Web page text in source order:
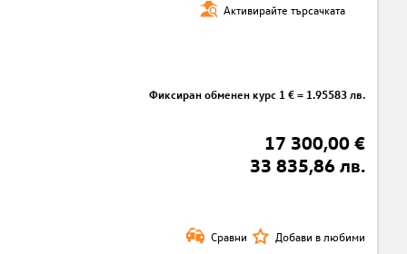
Активирайте търсачката
Фиксиран обменен курс 1 € = 1.95583 лв.
17 300,00 €
33 835,86 лв.
Сравни Добави в любими